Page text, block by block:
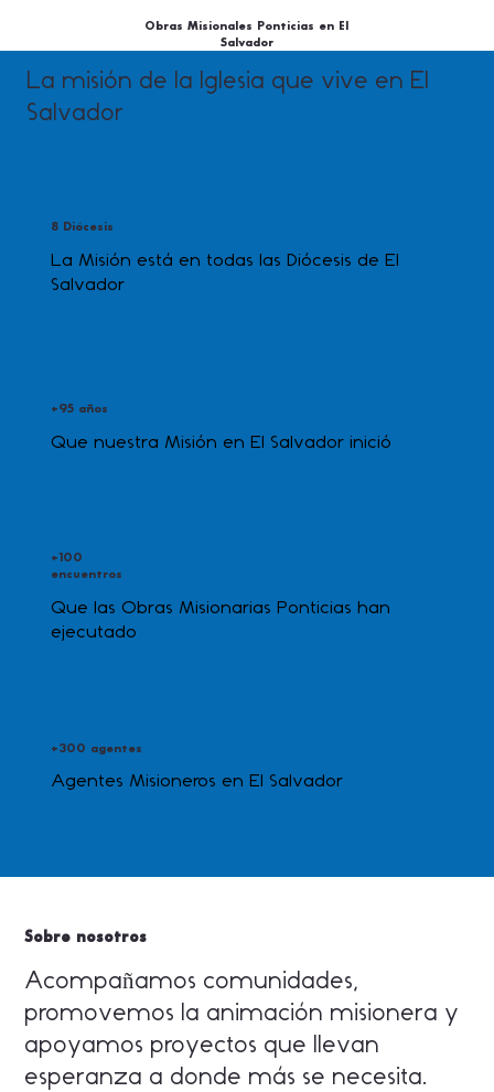
Obras Misionales Ponticias en El
Salvador
La misión de la Iglesia que vive en El
Salvador
La Misión está en todas las Diócesis de El
Salvador
8 Diócesis
Que nuestra Misión en El Salvador inició
+95 años
Que las Obras Misionarias Ponticias han
ejecutado
+100
encuentros
Agentes Misioneros en El Salvador
+300 agentes
Sobre nosotros
Acompañamos comunidades,
promovemos la animación misionera y
apoyamos proyectos que llevan
esperanza a donde más se necesita.